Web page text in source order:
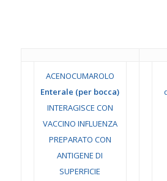
ACENOCUMAROLO
Enterale (per bocca)
INTERAGISCE CON
VACCINO INFLUENZA
PREPARATO CON
ANTIGENE DI
SUPERFICIE